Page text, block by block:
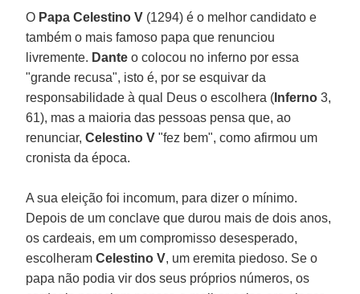
O Papa Celestino V (1294) é o melhor candidato e
também o mais famoso papa que renunciou
livremente. Danteo colocou no inferno por essa
"grande recusa", isto é, por se esquivar da
responsabilidade à qual Deus o escolhera ( Inferno3,
61), mas a maioria das pessoas pensa que, ao
renunciar,Celestino V "fez bem", como afirmou um
cronista da época.
A sua eleição foi incomum, para dizer o mínimo.
Depois de um conclave que durou mais de dois anos,
os cardeais, em um compromisso desesperado,
escolheramCelestino V, um eremita piedoso. Se o
papa não podia vir dos seus próprios números, os